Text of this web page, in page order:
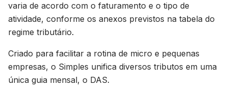
varia de acordo com o faturamento e o tipo de
atividade, conforme os anexos previstos na tabela do
regime tributário.
Criado para facilitar a rotina de micro e pequenas
empresas, o Simples unifica diversos tributos em uma
única guia mensal, o DAS.